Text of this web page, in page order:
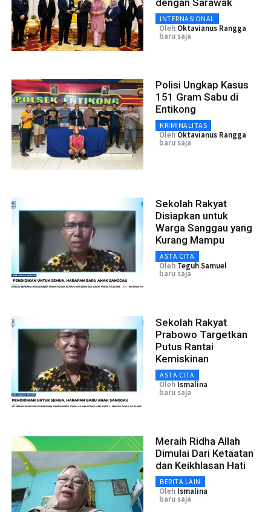
dengan Sarawak
INTERNASIONAL
Oleh Oktavianus Rangga
baru saja
Polisi Ungkap Kasus
151 Gram Sabu di
Entikong
KRIMINALITAS
Oleh Oktavianus Rangga
baru saja
Sekolah Rakyat
Disiapkan untuk
Warga Sanggau yang
Kurang Mampu
ASTA CITA
Oleh Teguh Samuel
baru saja
Sekolah Rakyat
Prabowo Targetkan
Putus Rantai
Kemiskinan
ASTA CITA
Oleh Ismalina
baru saja
Meraih Ridha Allah
Dimulai Dari Ketaatan
dan Keikhlasan Hati
BERITA LAIN
Oleh Ismalina
baru saja